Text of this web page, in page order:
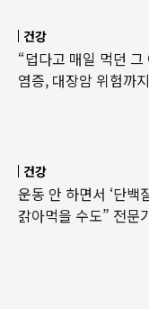
건강
“덥다고 매일 먹던
염증, 대장암 위험까
건강
운동 안 하면서 ‘단백
갉아먹을 수도” 전문